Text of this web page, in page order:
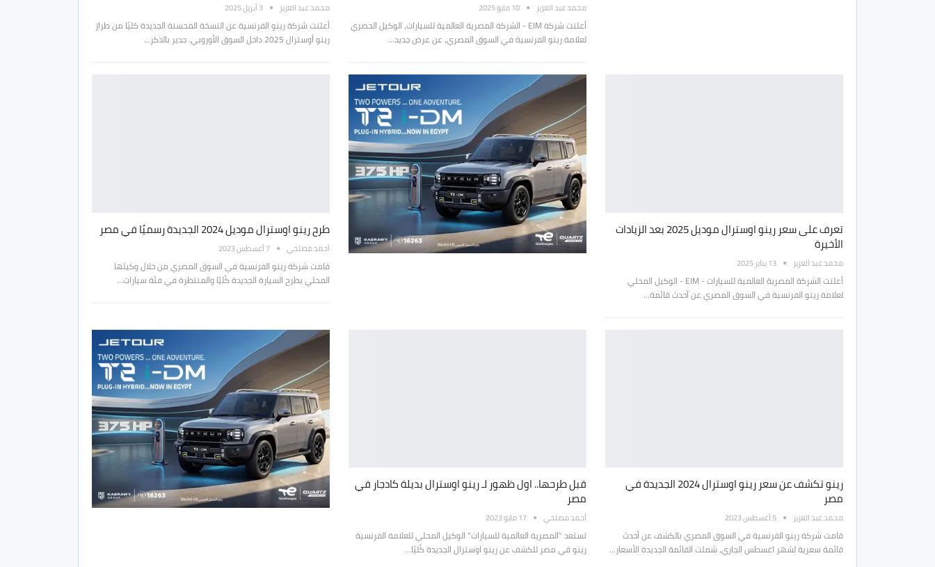
محمد عبد العزيز 10 مايو 2025
أعلنت شركة EIM - الشركة المصرية العالمية للسيارات، الوكيل الحصري
لعلامة رينو الفرنسية في السوق المصري، عن عرض جديد…
محمد عبد العزيز 3 أبريل 2025
أعلنت شركة رينو الفرنسية عن النسخة المحسنة الجديدة كليًا من طراز
رينو أوسترال 2025 داخل السوق الأوروبي. جدير بالذكر…
تعرف على سعر رينو اوسترال موديل 2025 بعد الزيادات
الأخيرة
محمد عبد العزيز 13 يناير 2025
أعلنت الشركة المصرية العالمية للسيارات - EIM - الوكيل المحلي
لعلامة رينو الفرنسية في السوق المصري عن أحدث قائمة…
طرح رينو اوسترال موديل 2024 الجديدة رسميًا في مصر
أحمد مصلحي 7 أغسطس 2023
قامت شركة رينو الفرنسية في السوق المصري من خلال وكيلها
المحلي بطرح السيارة الجديدة كُليًا والمنتظرة في فئة سيارات…
رينو تكشف عن سعر رينو اوسترال 2024 الجديدة في
مصر
محمد عبد العزيز 5 أغسطس 2023
قامت شركة رينو الفرنسية في السوق المصري بالكشف عن أحدث
قائمة سعرية لشهر اغسطس الجاري، شملت القائمة الجديدة الأسعار…
قبل طرحها.. اول ظهور لـ رينو اوسترال بديلة كادجار في
مصر
أحمد مصلحي 17 مايو 2023
تستعد "المصرية العالمية للسيارات" الوكيل المحلي للعلامة الفرنسية
رينو في مصر للكشف عن رينو اوسترال الجديدة كُليًا…